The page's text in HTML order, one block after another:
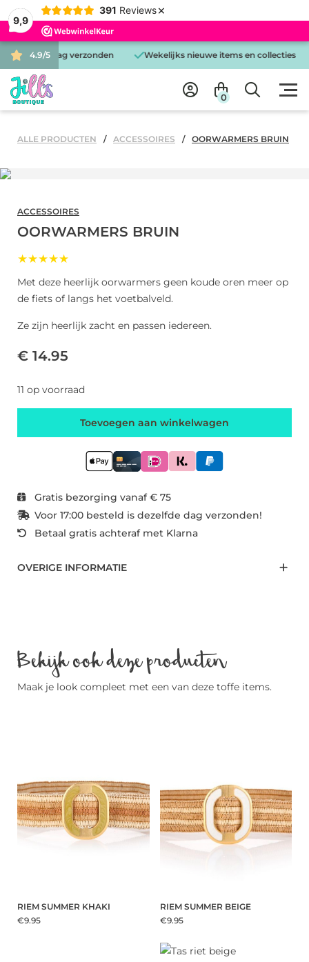
9,9
391 Reviews ×
4.9/5
is dezelfde dag verzonden Wekelijks nieuwe items en collecties
0
ALLE PRODUCTEN ACCESSOIRES OORWARMERS BRUIN
ACCESSOIRES
OORWARMERS BRUIN
★★★★★
Met deze heerlijk oorwarmers geen koude oren meer op
de fiets of langs het voetbalveld.
Ze zijn heerlijk zacht en passen iedereen.
€ 14.95
11 op voorraad
Toevoegen aan winkelwagen
Gratis bezorging vanaf € 75
Voor 17:00 besteld is dezelfde dag verzonden!
Betaal gratis achteraf met Klarna
OVERIGE INFORMATIE
Bekijk ook deze producten
Maak je look compleet met een van deze toffe items.
RIEM SUMMER KHAKI
€9.95
RIEM SUMMER BEIGE
€9.95